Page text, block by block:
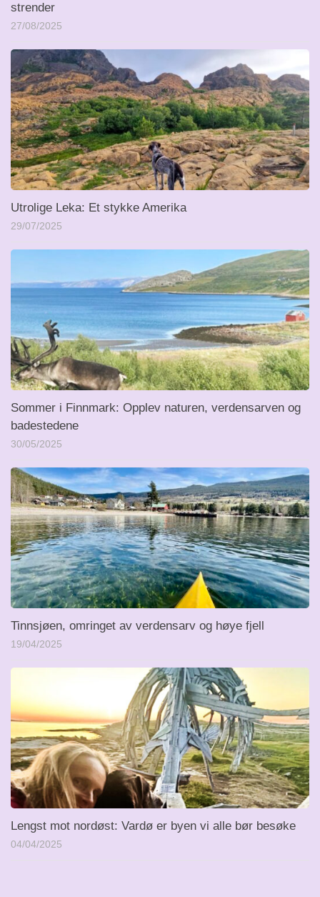
strender
27/08/2025
Utrolige Leka: Et stykke Amerika
29/07/2025
Sommer i Finnmark: Opplev naturen, verdensarven og
badestedene
30/05/2025
Tinnsjøen, omringet av verdensarv og høye fjell
19/04/2025
Lengst mot nordøst: Vardø er byen vi alle bør besøke
04/04/2025